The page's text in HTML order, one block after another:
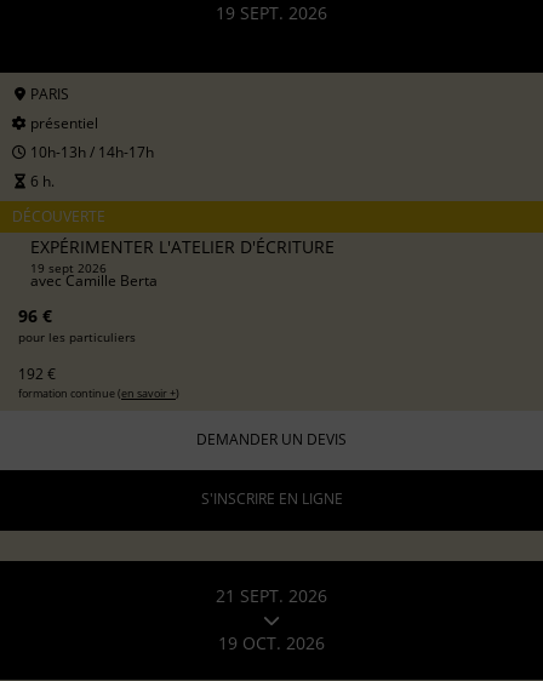
19 SEPT. 2026
PARIS
présentiel
10h-13h / 14h-17h
6 h.
DÉCOUVERTE
EXPÉRIMENTER L'ATELIER D'ÉCRITURE
19 sept 2026
avecCamille Berta
96 €
pour les particuliers
192 €
formation continue (en savoir +)
DEMANDER UN DEVIS
S'INSCRIRE EN LIGNE
21 SEPT. 2026
19 OCT. 2026